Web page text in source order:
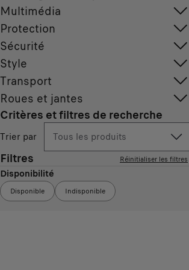
Multimédia
Protection
Sécurité
Style
Transport
Roues et jantes
Critères et filtres de recherche
Trier par Tous les produits
Filtres Réinitialiser les filtres
Disponibilité
Disponible Indisponible